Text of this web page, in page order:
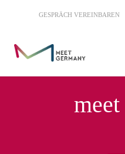
GESPRÄCH VEREINBAREN